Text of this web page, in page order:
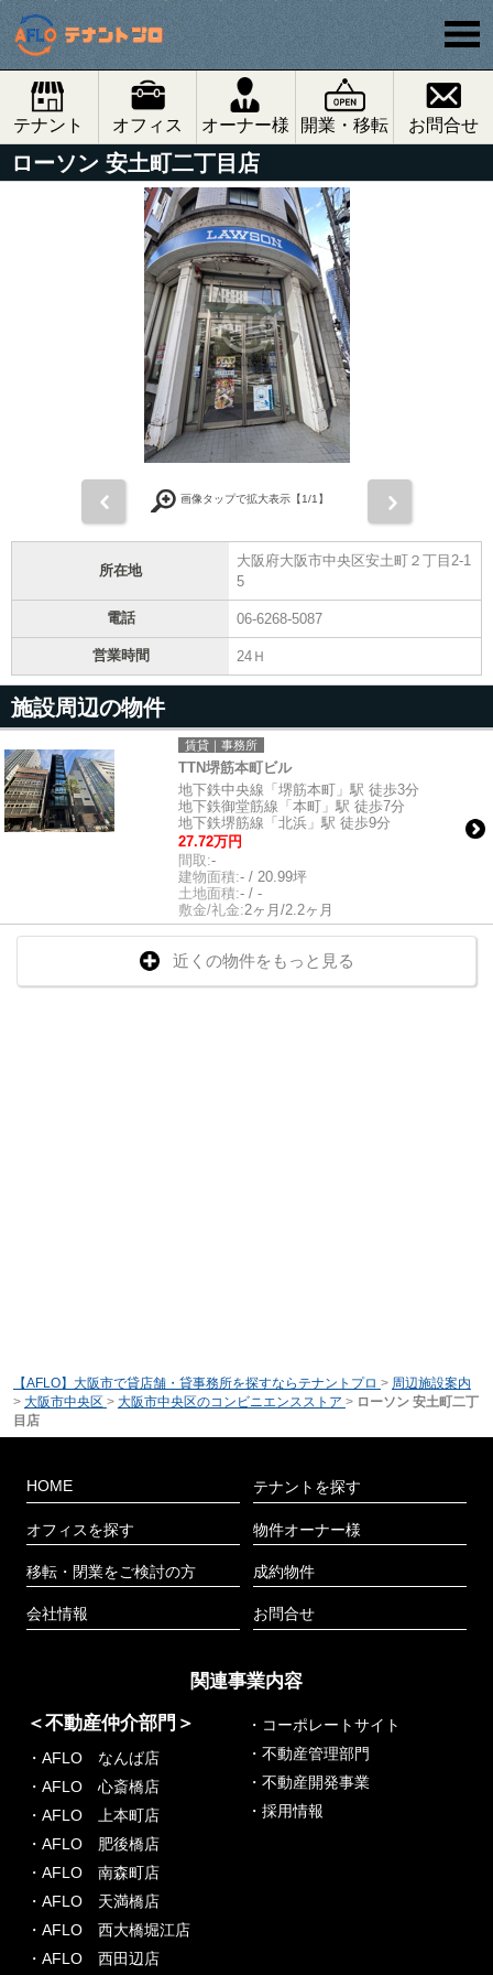
テナント オフィス オーナー様 開業・移転 お問合せ
ローソン 安土町二丁目店
画像タップで拡大表示【1/1】
所在地
大阪府大阪市中央区安土町２丁目2-1
5
電話 06-6268-5087
営業時間 24Ｈ
施設周辺の物件
賃貸｜事務所
TTN堺筋本町ビル
地下鉄中央線「堺筋本町」駅 徒歩3分
地下鉄御堂筋線「本町」駅 徒歩7分
地下鉄堺筋線「北浜」駅 徒歩9分
27.72万円
間取:-
建物面積:- / 20.99坪
土地面積:- / -
敷金/礼金:2ヶ月/2.2ヶ月
近くの物件をもっと見る
【AFLO】大阪市で貸店舗・貸事務所を探すならテナントプロ > 周辺施設案内
> 大阪市中央区 > 大阪市中央区のコンビニエンスストア > ローソン 安土町二丁
目店
HOME
オフィスを探す
移転・閉業をご検討の方
会社情報
テナントを探す
物件オーナー様
成約物件
お問合せ
関連事業内容
＜不動産仲介部門＞
・AFLO なんば店
・AFLO 心斎橋店
・AFLO 上本町店
・AFLO 肥後橋店
・AFLO 南森町店
・AFLO 天満橋店
・AFLO 西大橋堀江店
・AFLO 西田辺店
・コーポレートサイト
・不動産管理部門
・不動産開発事業
・採用情報